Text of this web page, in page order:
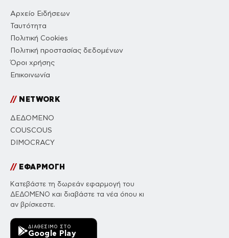
Αρχείο Ειδήσεων
Ταυτότητα
Πολιτική Cookies
Πολιτική προστασίας δεδομένων
Όροι χρήσης
Επικοινωνία
//NETWORK
ΔΕΔΟΜΕΝΟ
COUSCOUS
DIMOCRACY
//ΕΦΑΡΜΟΓΗ
Κατεβάστε τη δωρεάν εφαρμογή του
ΔΕΔΟΜΕΝΟ και διαβάστε τα νέα όπου κι
αν βρίσκεστε.
ΔΙΑΘΈΣΙΜΟ ΣΤΟ
Google Play